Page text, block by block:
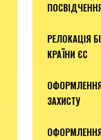
РЕЛОКАЦІЯ
КРАЇНИ ЄС
ЗАХИСТУ